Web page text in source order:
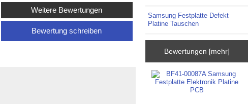
Weitere Bewertungen
Bewertung schreiben
Samsung Festplatte Defekt
Platine Tauschen
Bewertungen [mehr]